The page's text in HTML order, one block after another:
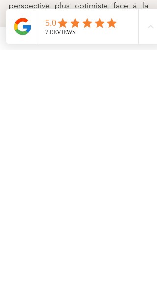
perspective plus optimiste face à la
maladie, ce qui ce traduit par un effet
direct sur l’état de santé général.